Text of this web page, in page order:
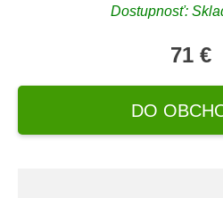
Dostupnosť:
71 €
DO